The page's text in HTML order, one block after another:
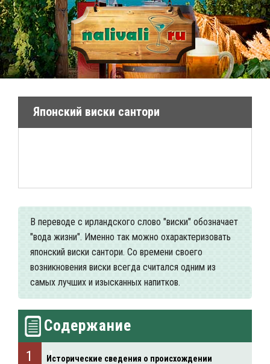
Японский виски сантори
В переводе с ирландского слово "виски" обозначает
"вода жизни". Именно так можно охарактеризовать
японский виски сантори. Со времени своего
возникновения виски всегда считался одним из
самых лучших и изысканных напитков.
Содержание
Исторические сведения о происхождении